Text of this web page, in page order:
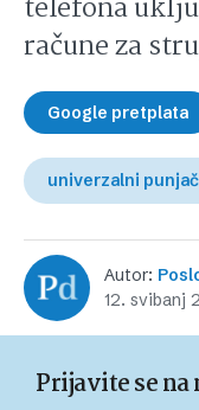
telefona
račune za
Google pretplata
univerzalni punjač
Autor:
12. svibanj
Prijavite se